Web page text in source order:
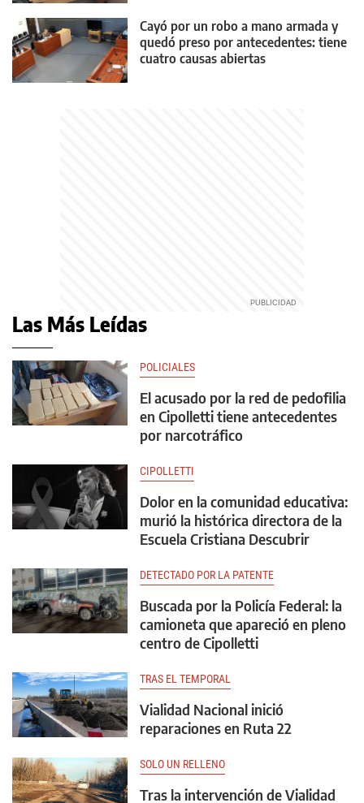
Cayó por un robo a mano armada y
quedó preso por antecedentes: tiene
cuatro causas abiertas
Las Más Leídas
POLICIALES
El acusado por la red de pedofilia
en Cipolletti tiene antecedentes
por narcotráfico
CIPOLLETTI
Dolor en la comunidad educativa:
murió la histórica directora de la
Escuela Cristiana Descubrir
DETECTADO POR LA PATENTE
Buscada por la Policía Federal: la
camioneta que apareció en pleno
centro de Cipolletti
TRAS EL TEMPORAL
Vialidad Nacional inició
reparaciones en Ruta 22
SOLO UN RELLENO
Tras la intervención de Vialidad